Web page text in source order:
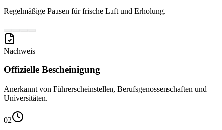
Regelmäßige Pausen für frische Luft und Erholung.
Nachweis
Offizielle Bescheinigung
Anerkannt von Führerscheinstellen, Berufsgenossenschaften und
Universitäten.
02